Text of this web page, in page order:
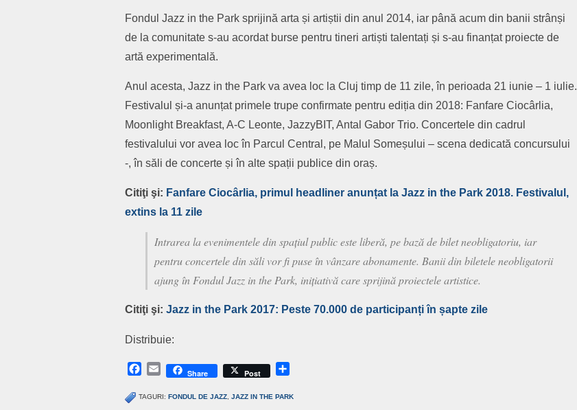
Fondul Jazz in the Park sprijină arta și artiștii din anul 2014, iar până acum din banii strânși
de la comunitate s-au acordat burse pentru tineri artiști talentați și s-au finanțat proiecte de
artă experimentală.
Anul acesta, Jazz in the Park va avea loc la Cluj timp de 11 zile, în perioada 21 iunie – 1 iulie.
Festivalul și-a anunțat primele trupe confirmate pentru ediția din 2018: Fanfare Ciocârlia,
Moonlight Breakfast, A-C Leonte, JazzyBIT, Antal Gabor Trio. Concertele din cadrul
festivalului vor avea loc în Parcul Central, pe Malul Someșului – scena dedicată concursului
-, în săli de concerte și în alte spații publice din oraș.
Citiţi şi: Fanfare Ciocârlia, primul headliner anunțat la Jazz in the Park 2018. Festivalul,
extins la 11 zile
Intrarea la evenimentele din spațiul public este liberă, pe bază de bilet neobligatoriu, iar
pentru concertele din săli vor fi puse în vânzare abonamente. Banii din biletele neobligatorii
ajung în Fondul Jazz in the Park, inițiativă care sprijină proiectele artistice.
Citiţi şi: Jazz in the Park 2017: Peste 70.000 de participanți în șapte zile
Distribuie:
Facebook
EmailShare Post
TAGURI: FONDUL DE JAZZ JAZZ IN THE PARK